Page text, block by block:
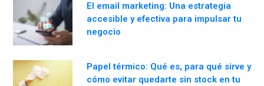
El email marketing: Una estrategia
accesible y efectiva para impulsar tu
negocio
Papel térmico: Qué es, para qué sirve y
cómo evitar quedarte sin stock en tu